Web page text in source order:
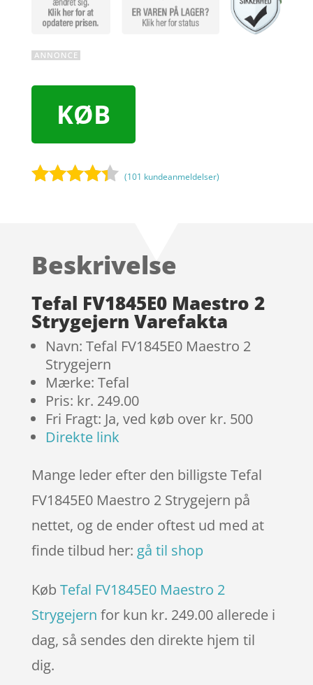
KØB
på
mmelser
(101 kundeanmeldelser)
Beskrivelse
Tefal FV1845E0 Maestro 2
Strygejern Varefakta
Navn: Tefal FV1845E0 Maestro 2
Strygejern
Mærke: Tefal
Pris: kr. 249.00
Fri Fragt: Ja, ved køb over kr. 500
Direkte link
Mange leder efter den billigste Tefal
FV1845E0 Maestro 2 Strygejern på
nettet, og de ender oftest ud med at
finde tilbud her: gå til shop
Køb Tefal FV1845E0 Maestro 2
Strygejern for kun kr. 249.00 allerede i
dag, så sendes den direkte hjem til
dig.